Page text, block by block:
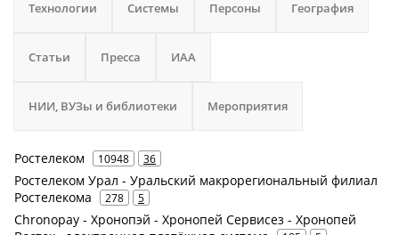
Технологии Системы Персоны География
Статьи Пресса ИАА
НИИ, ВУЗы и библиотеки Мероприятия
Ростелеком 10948 36
Ростелеком Урал - Уральский макрорегиональный филиал
Ростелекома
278 5
Chronopay - Хронопэй - Хронопей Сервисез - Хронопей